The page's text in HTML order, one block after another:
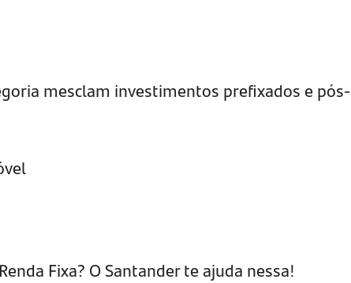
mesclam investimentos prefixados e pós-
Fixa? O Santander te ajuda nessa!